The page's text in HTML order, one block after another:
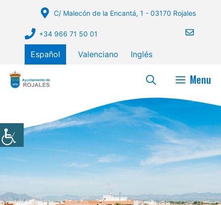
contenido
C/ Malecón de la Encantá, 1 - 03170 Rojales
+34 966 71 50 01
Español Valenciano Inglés
Menu